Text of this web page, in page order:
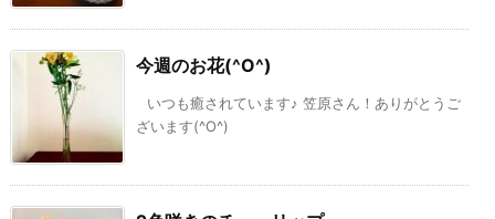
今週のお花(^O^)
いつも癒されています♪ 笠原さん！ありがとうご
ざいます(^O^)